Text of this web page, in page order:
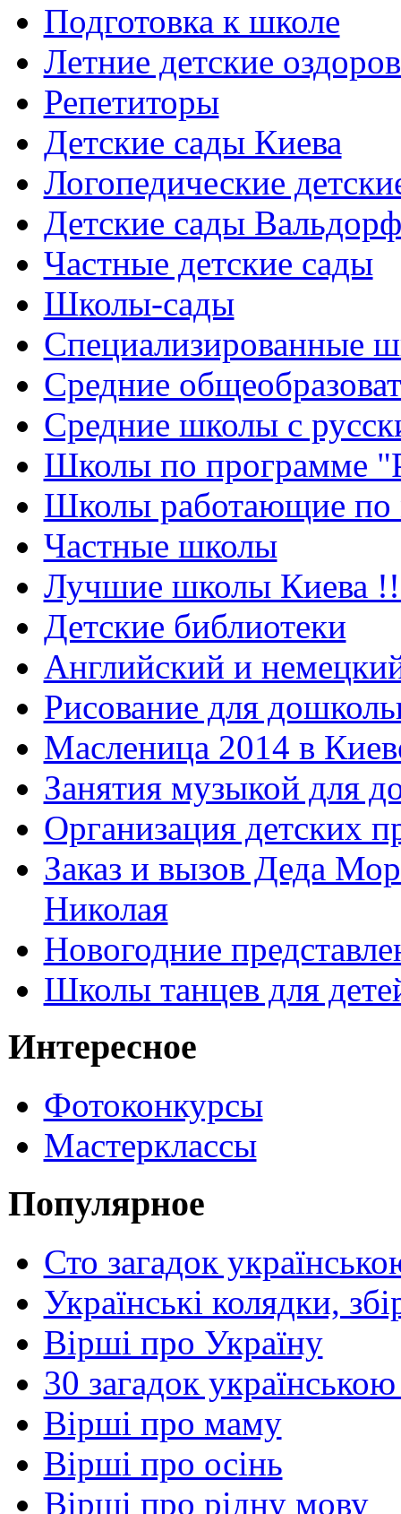
Подготовка к школе
Летние детские
Репетиторы
Детские сады Киева
Логопедические
Детские сады
Частные детские сады
Школы-сады
Cпециализированные
Cредние
Средние школы с
Школы по программе
Школы работающие по
Частные школы
Лучшие школы Киева
Детские библиотеки
Английский и
Рисование для
Масленица 2014 в
Занятия музыкой для
Организация детских
Заказ и вызов Деда
Николая
Новогодние
Школы танцев для
Интересное
Фотоконкурсы
Мастерклассы
Популярное
Сто загадок
Українські колядки,
Вірші про Україну
30 загадок
Вірші про маму
Вірші про осінь
Вірші про рідну мову